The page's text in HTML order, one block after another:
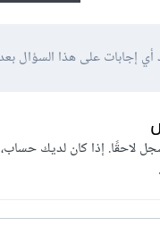
أي إجابات على هذا السؤال بعد
لاحقًا. إذا كان لديك حساب،